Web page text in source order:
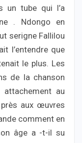
un tube qui l’a
. Ndongo en
serigne Fallilou
l’entendre que
le plus. Les
de la chanson
au
aux œuvres
comment en
âge a -t-il su